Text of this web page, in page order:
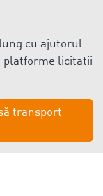
cu ajutorul
platforme licitatii
transport